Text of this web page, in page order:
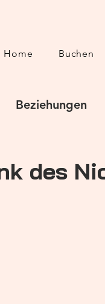
Home Buchen
Beziehungen
des